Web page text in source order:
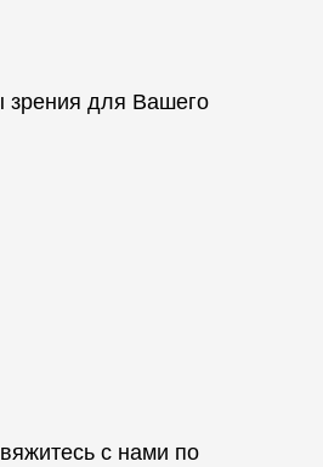
зрения для Вашего
с нами по